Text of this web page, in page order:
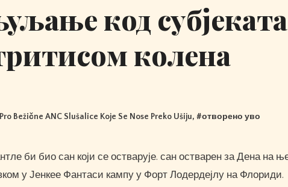
код субјеката
колена
Bežične ANC Slušalice Koje Se Nose Preko Ušiju, #отворено уво
у Јенкее Фантаси кампу у Форт Лодердејлу на Флориди.